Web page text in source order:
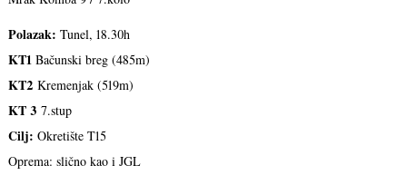
Polazak: Tunel, 18.30h
KT1 Bačunski breg (485m)
KT2 Kremenjak (519m)
KT 3 7.stup
Cilj: Okretište T15
Oprema: slično kao i JGL